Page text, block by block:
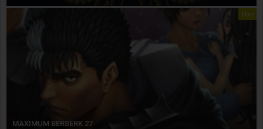
libri
MAXIMUM BERSERK 27